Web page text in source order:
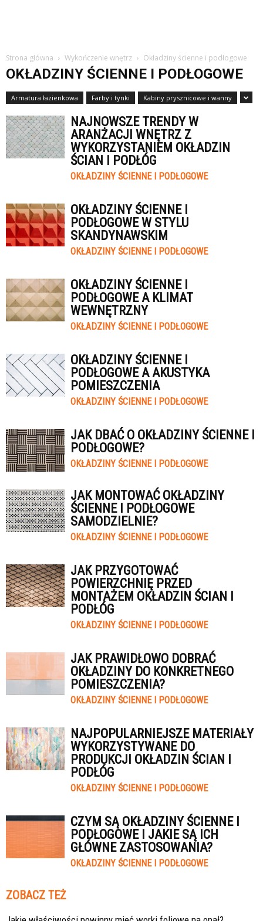
Strona główna Wykończenie wnętrz Okładziny ścienne i podłogowe
OKŁADZINY ŚCIENNE I PODŁOGOWE
Armatura łazienkowa Farby i tynki Kabiny prysznicowe i wanny
NAJNOWSZE TRENDY W
ARANŻACJI WNĘTRZ Z
WYKORZYSTANIEM OKŁADZIN
ŚCIAN I PODŁÓG
OKŁADZINY ŚCIENNE I PODŁOGOWE
OKŁADZINY ŚCIENNE I
PODŁOGOWE W STYLU
SKANDYNAWSKIM
OKŁADZINY ŚCIENNE I PODŁOGOWE
OKŁADZINY ŚCIENNE I
PODŁOGOWE A KLIMAT
WEWNĘTRZNY
OKŁADZINY ŚCIENNE I PODŁOGOWE
OKŁADZINY ŚCIENNE I
PODŁOGOWE A AKUSTYKA
POMIESZCZENIA
OKŁADZINY ŚCIENNE I PODŁOGOWE
JAK DBAĆ O OKŁADZINY ŚCIENNE I
PODŁOGOWE?
OKŁADZINY ŚCIENNE I PODŁOGOWE
JAK MONTOWAĆ OKŁADZINY
ŚCIENNE I PODŁOGOWE
SAMODZIELNIE?
OKŁADZINY ŚCIENNE I PODŁOGOWE
JAK PRZYGOTOWAĆ
POWIERZCHNIĘ PRZED
MONTAŻEM OKŁADZIN ŚCIAN I
PODŁÓG
OKŁADZINY ŚCIENNE I PODŁOGOWE
JAK PRAWIDŁOWO DOBRAĆ
OKŁADZINY DO KONKRETNEGO
POMIESZCZENIA?
OKŁADZINY ŚCIENNE I PODŁOGOWE
NAJPOPULARNIEJSZE MATERIAŁY
WYKORZYSTYWANE DO
PRODUKCJI OKŁADZIN ŚCIAN I
PODŁÓG
OKŁADZINY ŚCIENNE I PODŁOGOWE
CZYM SĄ OKŁADZINY ŚCIENNE I
PODŁOGOWE I JAKIE SĄ ICH
GŁÓWNE ZASTOSOWANIA?
OKŁADZINY ŚCIENNE I PODŁOGOWE
ZOBACZ TEŻ